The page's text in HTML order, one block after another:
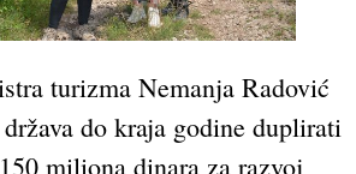
turizma Nemanja Radović
do kraja godine duplirati
miliona dinara za razvoj